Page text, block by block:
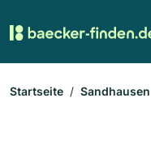
Startseite Sandhausen